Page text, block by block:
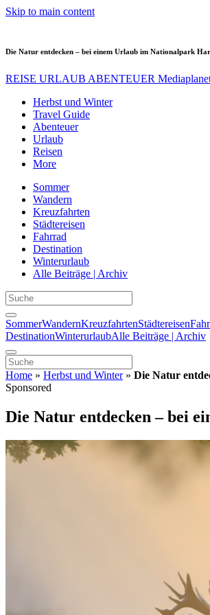
Skip to main content
Die Natur entdecken – bei einem Urlaub im Nationalpark
REISE URLAUB ABENTEUER
Herbst und Winter
Travel Guide
Abenteuer
Urlaub
Reisen
More
Sommer
Wandern
Kreuzfahrten
Städtereisen
Fahrrad
Destination
Winterurlaub
Alle Beiträge | Archiv
SommerWandernKreuzfahrtenStädtereisen
DestinationWinterurlaubAlle Beiträge | Archiv
Home » Herbst und Winter» Die Natur
Sponsored
Die Natur entdecken – bei